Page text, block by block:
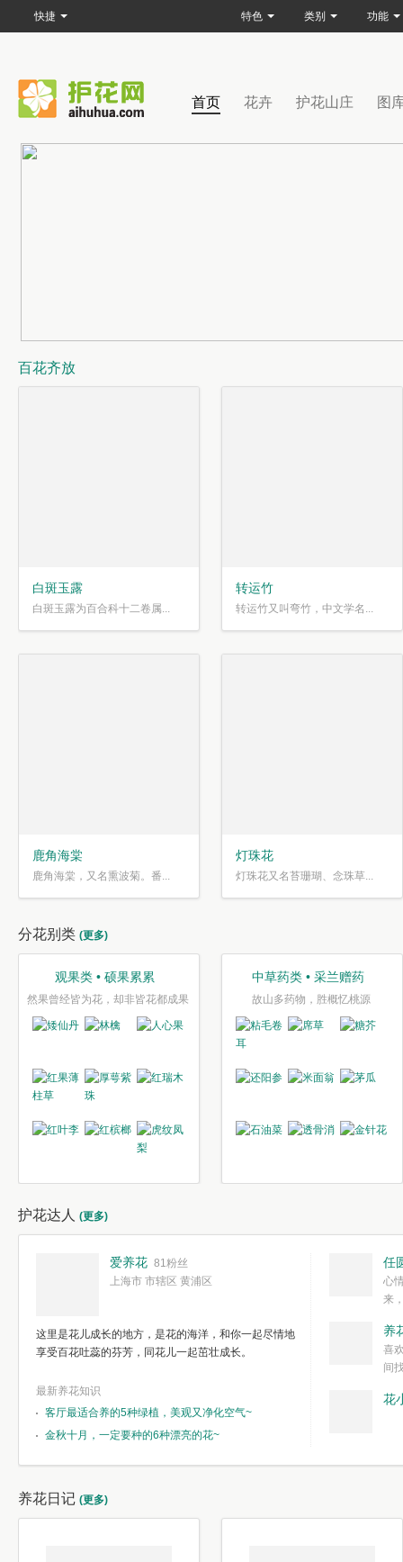
首页 花卉 护花山庄 图
百花齐放
白斑玉露
白斑玉露为百合科十二卷属...
转运竹
转运竹又叫弯竹，中文学名...
鹿角海棠
鹿角海棠，又名熏波菊。番...
灯珠花
灯珠花又名苔珊瑚、念珠草...
分花别类 (更多)
观果类 • 硕果累累
然果曾经皆为花，却非皆花都成果
中草药类 • 采兰赠药
故山多药物，胜概忆桃源
护花达人 (更多)
爱养花 81粉丝
上海市 市辖区 黄浦区
这里是花儿成长的地方，是花的海洋，和你一起尽情地
享受百花吐蕊的芬芳，同花儿一起茁壮成长。
最新养花知识
客厅最适合养的5种绿植，美观又净化空气~
金秋十月，一定要种的6种漂亮的花~
任
心
来
简单愉快的心
我们自己复杂
养
喜
间
花
养花日记 (更多)
快捷 特色 类别 功能